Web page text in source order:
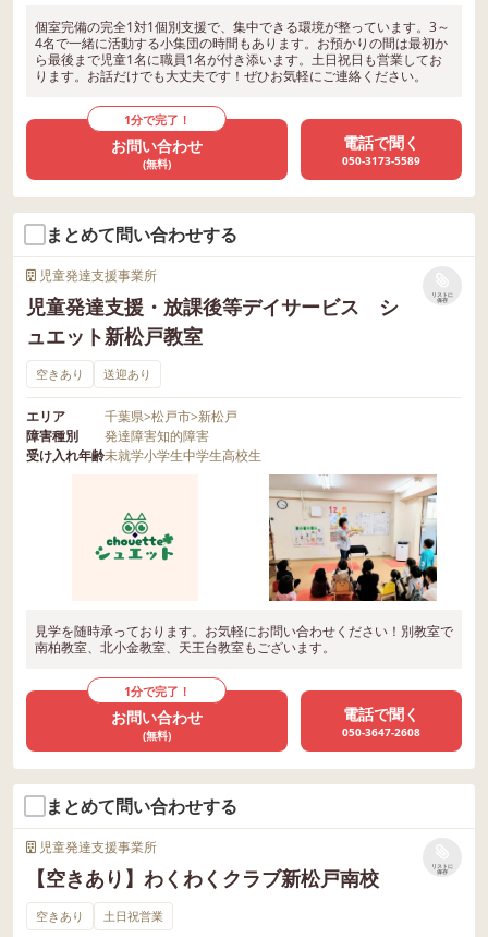
個室完備の完全1対1個別支援で、集中できる環境が整っています。3～
4名で一緒に活動する小集団の時間もあります。お預かりの間は最初か
ら最後まで児童1名に職員1名が付き添います。土日祝日も営業してお
ります。お話だけでも大丈夫です！ぜひお気軽にご連絡ください。
1分で完了！
お問い合わせ
(無料)
電話で聞く
050-3173-5589
まとめて問い合わせする
児童発達支援事業所
児童発達支援・放課後等デイサービス シ
ュエット新松戸教室
リストに
保存
空きあり 送迎あり
エリア 千葉県>松戸市>新松戸
障害種別
発達障害知的障害
受け入れ年齢未就学小学生中学生高校生
見学を随時承っております。お気軽にお問い合わせください！別教室で
南柏教室、北小金教室、天王台教室もございます。
1分で完了！
お問い合わせ
(無料)
電話で聞く
050-3647-2608
まとめて問い合わせする
児童発達支援事業所
【空きあり】わくわくクラブ新松戸南校
リストに
保存
空きあり 土日祝営業